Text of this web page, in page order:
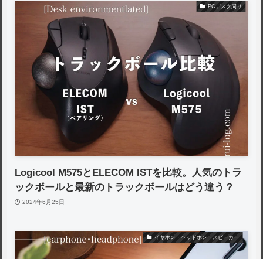
PCデスク周り
Logicool M575とELECOM ISTを比較。人気のトラ
ックボールと最新のトラックボールはどう違う？
2024年6月25日
イヤホン・ヘッドホン・スピーカー